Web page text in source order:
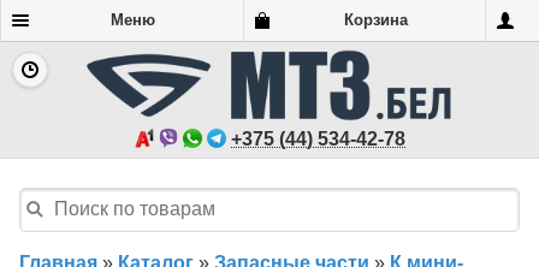
Меню Корзина
+375 (44) 534-42-78
Главная » Каталог » Запасные части » К мини-